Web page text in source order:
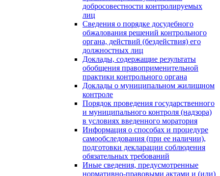
добросовестности контролируемых
лиц
Сведения о порядке досудебного
обжалования решений контрольного
органа, действий (бездействия) его
должностных лиц
Доклады, содержащие результаты
обобщения правоприменительной
практики контрольного органа
Доклады о муниципальном жилищном
контроле
Порядок проведения государственного
и муниципального контроля (надзора)
в условиях введенного моратория
Информация о способах и процедуре
самообследования (при ее наличии),
подготовки декларации соблюдения
обязательных требований
Иные сведения, предусмотренные
нормативно-правовыми актами и (или)